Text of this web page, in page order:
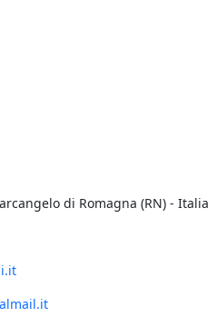
di Romagna (RN) - Italia